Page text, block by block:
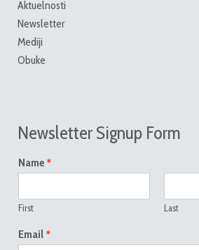
Aktuelnosti
Newsletter
Mediji
Obuke
Newsletter Signup Form
Name *
First Last
Email *